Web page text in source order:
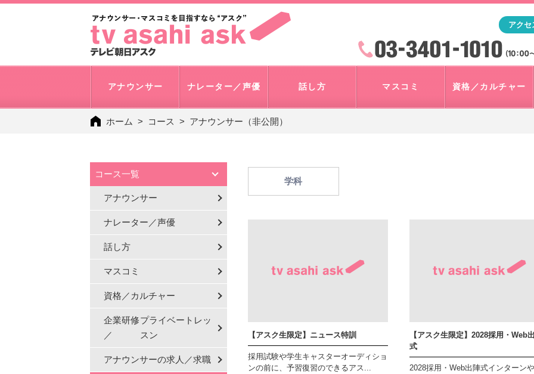
「アナウンサー・マスコミを目指すなら"アスク"」テレビ
アクセ
検索
アナウンサー ナレーター／声優 話し方 マスコミ 資格／カルチャー
ホーム コース アナウンサー（非公開）
コース一覧
アナウンサー
ナレーター／声優
話し方
マスコミ
資格／カルチャー
企業研修
／
プライベートレッ
スン
アナウンサーの求人／求職
学科
【アスク生限定】ニュース特訓
採用試験や学生キャスターオーディショ
ンの前に、予習復習のできるアス...
【アスク生限定】2028採用・Web
式
2028採用・Web出陣式インターン